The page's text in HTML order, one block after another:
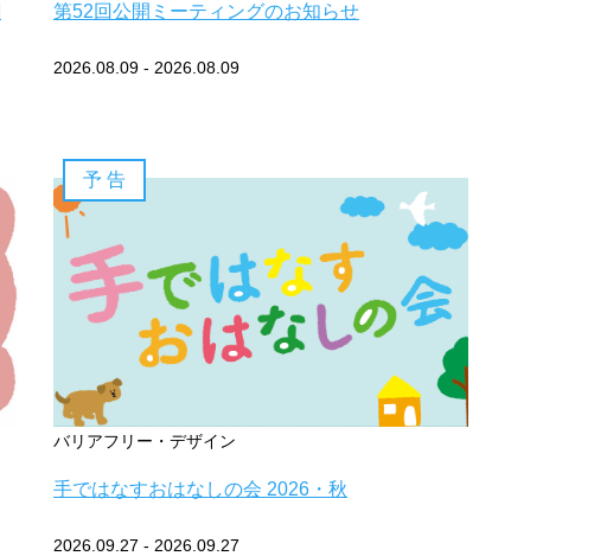
第52回公開ミーティングのお知らせ
2026.08.09 - 2026.08.09
予 告
バリアフリー・デザイン
手ではなすおはなしの会 2026・秋
2026.09.27 - 2026.09.27